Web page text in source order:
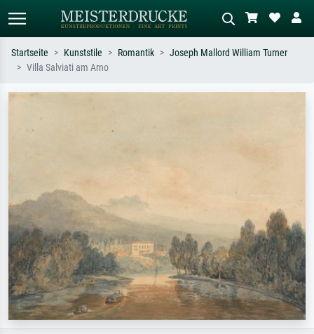
Sternennacht, Impressionismus, Welle
Startseite Kunststile Romantik
Joseph Mallord William Turner
Villa Salviati am Arno